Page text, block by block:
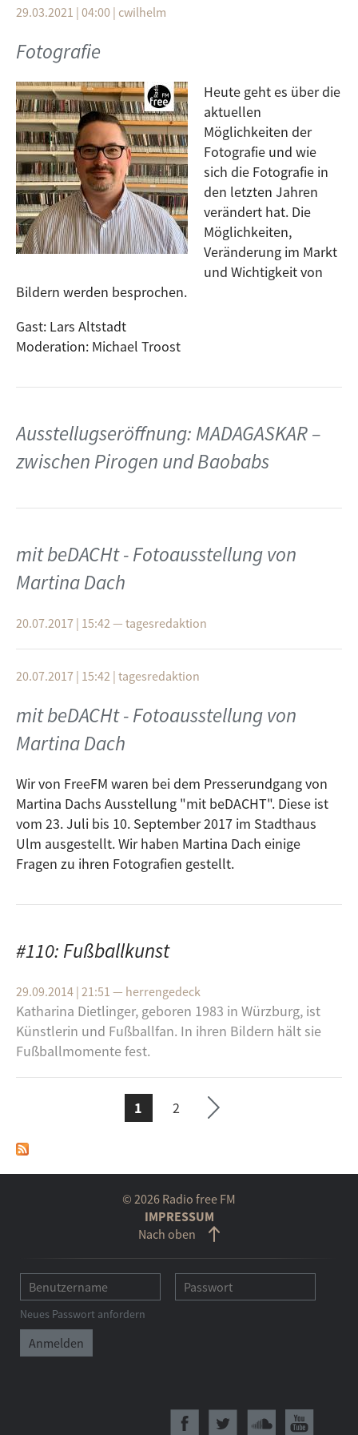
Wettbewerb, die Jury und die Gewinner:innen. Ein
weiterer Schwerpunkt im Kulturbereich sind
feministische Comiclesungen oder queere
Performancekunst.
Gast: Tanja Nova
29.03.2021 | 04:00 | cwilhelm
Fotografie
Heute geht es über die
aktuellen
Möglichkeiten der
Fotografie und wie
sich die Fotografie in
den letzten Jahren
verändert hat. Die
Möglichkeiten,
Veränderung im Markt
und Wichtigkeit von
Bildern werden besprochen.
Gast: Lars Altstadt
Moderation: Michael Troost
Ausstellugseröffnung: MADAGASKAR –
zwischen Pirogen und Baobabs
mit beDACHt - Fotoausstellung von
Martina Dach
20.07.2017 | 15:42— tagesredaktion
20.07.2017 | 15:42 | tagesredaktion
mit beDACHt - Fotoausstellung von
Martina Dach
Wir von FreeFM waren bei dem Presserundgang von
Martina Dachs Ausstellung "mit beDACHT". Diese ist
vom 23. Juli bis 10. September 2017 im Stadthaus
Ulm ausgestellt. Wir haben Martina Dach einige
Fragen zu ihren Fotografien gestellt.
#110: Fußballkunst
29.09.2014 | 21:51 — herrengedeck
Ka­tha­ri­na Diet­lin­ger, ge­bo­ren 1983 in Würz­burg, ist
Künst­le­rin und Fuß­ball­fan. In ihren Bil­dern hält sie
Fuß­ball­mo­men­te fest.
SEITEN
1 2
ächs
© 2026 Radio free FM
IMPRESSUM
Nach oben
Neues Passwort anfordern